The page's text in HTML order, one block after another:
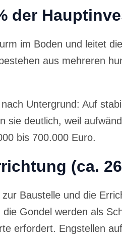
der
im Boden und leitet
aus mehreren
Untergrund: Auf
sie deutlich, weil
bis 700.000 Euro.
(ca.
Baustelle und die
Gondel werden als
erfordert. Engstellen